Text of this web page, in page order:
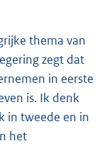
thema van
zegt dat
in eerste
is. Ik denk
in tweede en in
het